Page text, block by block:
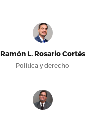
Ramón L. Rosario Cortés
Política y derecho